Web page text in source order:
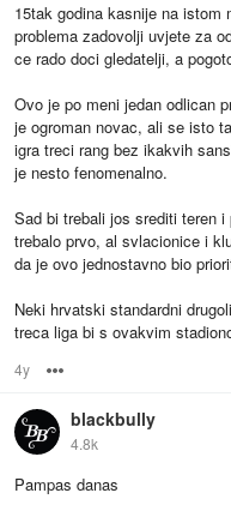
15tak godina kasnije na istom
problema zadovolji uvjete za
ce rado doci gledatelji, a
Ovo je po meni jedan odlican
je ogroman novac, ali se isto
igra treci rang bez ikakvih
je nesto fenomenalno.
Sad bi trebali jos srediti teren
trebalo prvo, al svlacionice i
da je ovo jednostavno bio
Neki hrvatski standardni
treca liga bi s ovakvim
4y
blackbully
4.8k
Pampas danas